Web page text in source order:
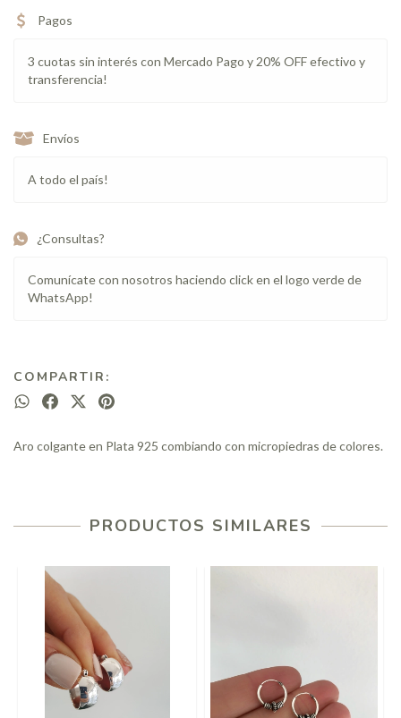
Pagos
3 cuotas sin interés con Mercado Pago y 20% OFF efectivo y
transferencia!
Envíos
A todo el país!
¿Consultas?
Comunícate con nosotros haciendo click en el logo verde de
WhatsApp!
COMPARTIR:
Aro colgante en Plata 925 combiando con micropiedras de colores.
PRODUCTOS SIMILARES